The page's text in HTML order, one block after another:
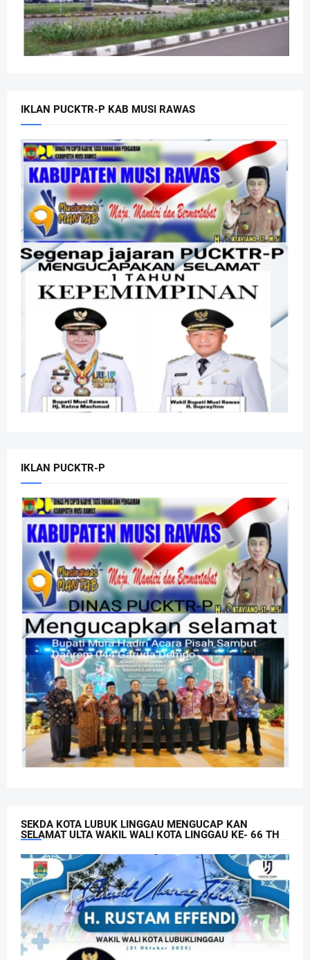
IKLAN PUCKTR-P KAB MUSI RAWAS
IKLAN PUCKTR-P
SEKDA KOTA LUBUK LINGGAU MENGUCAP KAN
SELAMAT ULTA WAKIL WALI KOTA LINGGAU KE- 66 TH